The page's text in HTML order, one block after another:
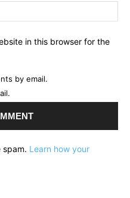
in this browser for the
by email.
spam. Learn how your